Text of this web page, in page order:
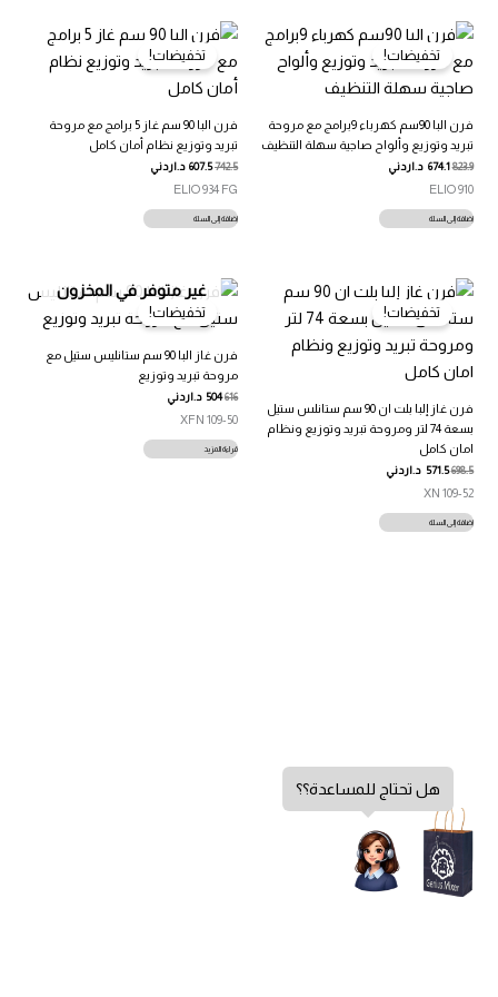
تخفيضات!
فرن البا 90سم كهرباء 9برامج مع مروحة
تبريد وتوزيع وألواح صاجية سهلة التنظيف
823.9
674.1 د.اردني
ELIO 910
إضافة إلى السلة
تخفيضات!
فرن البا 90 سم غاز 5 برامج مع مروحة
تبريد وتوزيع نظام أمان كامل
742.5
607.5 د.اردني
ELIO 934 FG
إضافة إلى السلة
تخفيضات!
فرن غاز إلبا بلت ان 90 سم ستانلس ستيل
بسعة 74 لتر ومروحة تبريد وتوزيع ونظام
امان كامل
698.5
571.5 د.اردني
109-52 XN
إضافة إلى السلة
غير متوفر في المخزون
تخفيضات!
فرن غاز البا 90 سم ستانليس ستيل مع
مروحة تبريد وتوزيع
616
504 د.اردني
109-50 XFN
قراءة المزيد
هل تحتاج للمساعدة؟؟